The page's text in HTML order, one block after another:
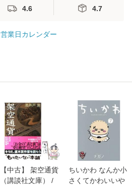
4.6 4.7
営業日カレンダー
【中古】 架空通貨
（講談社文庫） /
ちいかわ なんか小
さくてかわいいや